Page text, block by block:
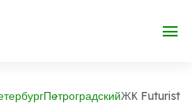
ПетроградскийЖК Futurist